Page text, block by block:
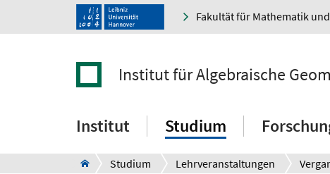
Fakultät für Mathematik
Institut für Algebraische
Institut Studium
Studium Lehrveranstaltungen